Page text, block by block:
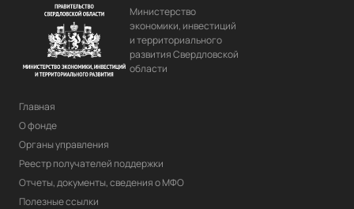
Министерство
экономики, инвестиций
и территориального
развития Свердловской
области
Главная
О фонде
Органы управления
Реестр получателей поддержки
Отчеты, документы, сведения о МФО
Полезные ссылки